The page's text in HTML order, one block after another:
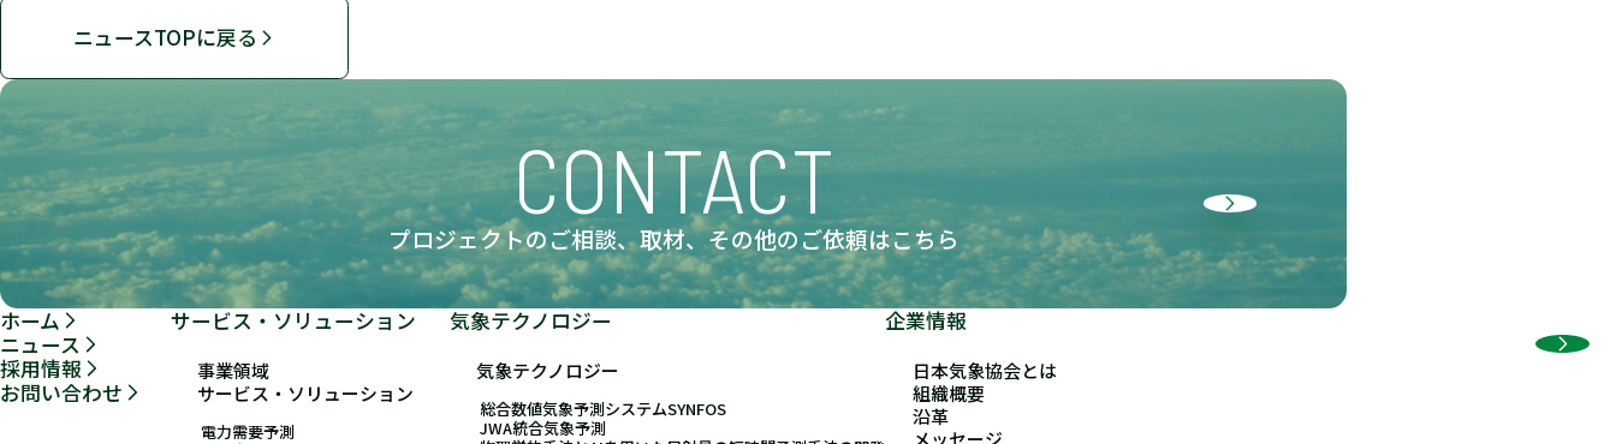
ニュースTOPに戻る
CONTACT
プロジェクトのご相談、取材、その他のご依頼はこちら
ホーム
ニュース
採用情報
お問い合わせ
サービス・ソリューション
事業領域
サービス・ソリューション
電力需要予測
気象テクノロジー
気象テクノロジー
総合数値気象予測システムSYNFOS
JWA統合気象予測
企業情報
日本気象協会とは
組織概要
沿革
メッセージ